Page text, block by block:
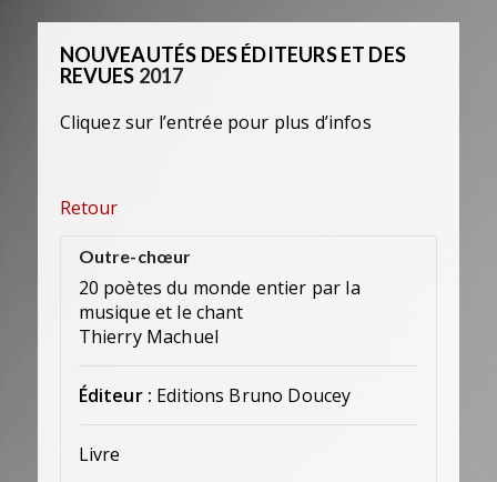
NOUVEAUTÉS DES ÉDITEURS ET DES
REVUES 2017
Cliquez sur l’entrée pour plus d’infos
Retour
Outre-chœur
20 poètes du monde entier par la
musique et le chant
Thierry Machuel
Éditeur : Editions Bruno Doucey
Livre